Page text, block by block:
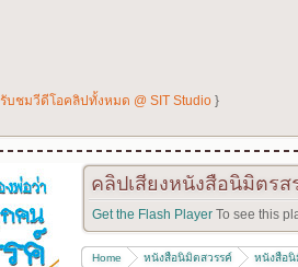
รับชมวีดีโอคลิปทั้งหมด @ SIT Studio }
คลิปเสียงหนังสือนิมิตรส
Get the Flash Player To see this
Home หนังสือนิมิตสวรรค์ หนังสือนิ